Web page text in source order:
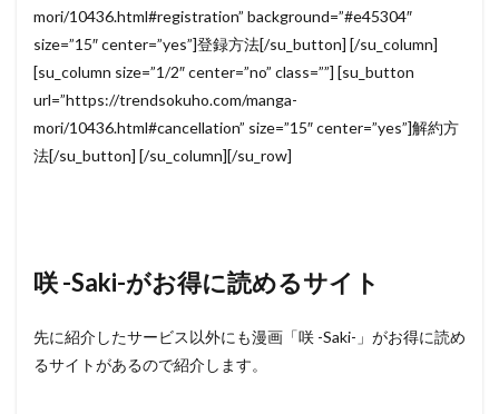
mori/10436.html#registration” background=”#e45304″
size=”15″ center=”yes”]登録方法[/su_button] [/su_column]
[su_column size=”1/2″ center=”no” class=””] [su_button
url=”https://trendsokuho.com/manga-
mori/10436.html#cancellation” size=”15″ center=”yes”]解約方
法[/su_button] [/su_column][/su_row]
咲 -Saki-がお得に読めるサイト
先に紹介したサービス以外にも漫画「咲 -Saki-」がお得に読め
るサイトがあるので紹介します。